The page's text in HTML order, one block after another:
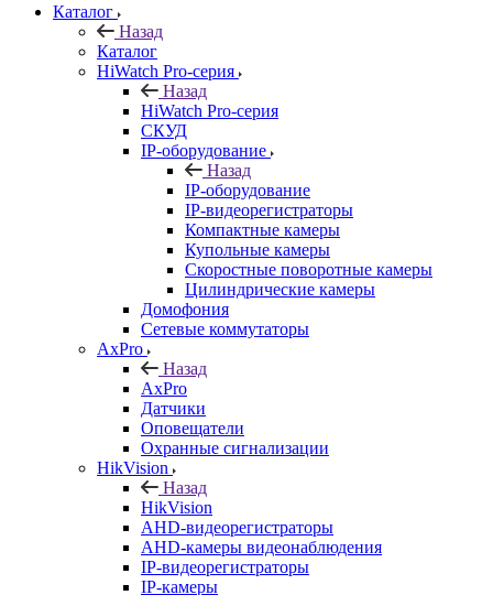
Каталог
Назад
Каталог
HiWatch Pro-серия
Назад
HiWatch Pro-серия
CКУД
IP-оборудование
Назад
IP-оборудование
IP-видеорегистраторы
Компактные камеры
Купольные камеры
Скоростные поворотные камеры
Цилиндрические камеры
Домофония
Сетевые коммутаторы
AxPro
Назад
AxPro
Датчики
Оповещатели
Охранные сигнализации
HikVision
Назад
HikVision
AHD-видеорегистраторы
AHD-камеры видеонаблюдения
IP-видеорегистраторы
IP-камеры